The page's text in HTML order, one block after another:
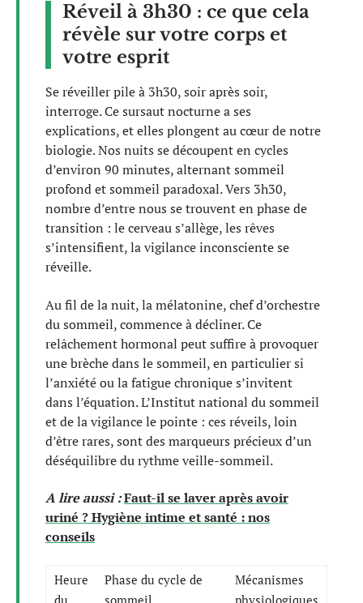
Réveil à 3h30 : ce que cela
révèle sur votre corps et
votre esprit
Se réveiller pile à 3h30, soir après soir,
interroge. Ce sursaut nocturne a ses
explications, et elles plongent au cœur de notre
biologie. Nos nuits se découpent en cycles
d’environ 90 minutes, alternant sommeil
profond et sommeil paradoxal. Vers 3h30,
nombre d’entre nous se trouvent en phase de
transition : le cerveau s’allège, les rêves
s’intensifient, la vigilance inconsciente se
réveille.
Au fil de la nuit, la mélatonine, chef d’orchestre
du sommeil, commence à décliner. Ce
relâchement hormonal peut suffire à provoquer
une brèche dans le sommeil, en particulier si
l’anxiété ou la fatigue chronique s’invitent
dans l’équation. L’Institut national du sommeil
et de la vigilance le pointe : ces réveils, loin
d’être rares, sont des marqueurs précieux d’un
déséquilibre du rythme veille-sommeil.
A lire aussi :Faut-il se laver après avoir
uriné ? Hygiène intime et santé : nos
conseils
Heure
du
Phase du cycle de
sommeil
Mécanismes
physiologiques